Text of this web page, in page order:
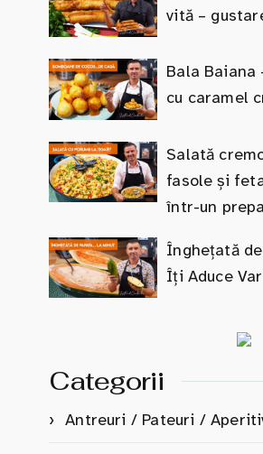
vită –
Bala Baiana
cu caramel
Salată
fasole și
într-un
Înghețată
Îți Aduce
Categorii
Antreuri / Pateuri /